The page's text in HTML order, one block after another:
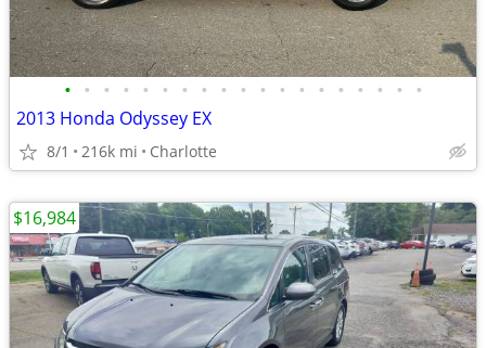
• • • • • • • • • • • • • • • • • • •
2013 Honda Odyssey EX
8/1 216k mi Charlotte
$16,984